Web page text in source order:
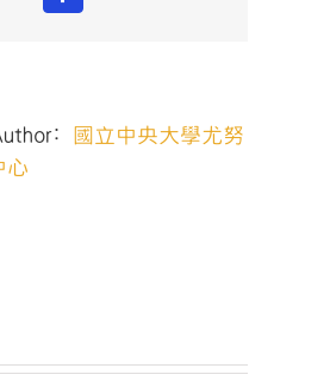
國立中央大學尤努
心